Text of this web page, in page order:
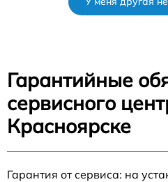
Гарантийные
сервисного
Красноярске
Гарантия от сервиса: на